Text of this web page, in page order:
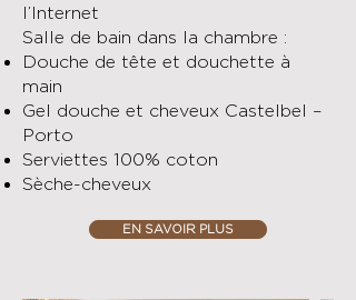
l’Internet
Salle de bain dans la chambre :
Douche de tête et douchette à
main
Gel douche et cheveux Castelbel –
Porto
Serviettes 100% coton
Sèche-cheveux
EN SAVOIR PLUS